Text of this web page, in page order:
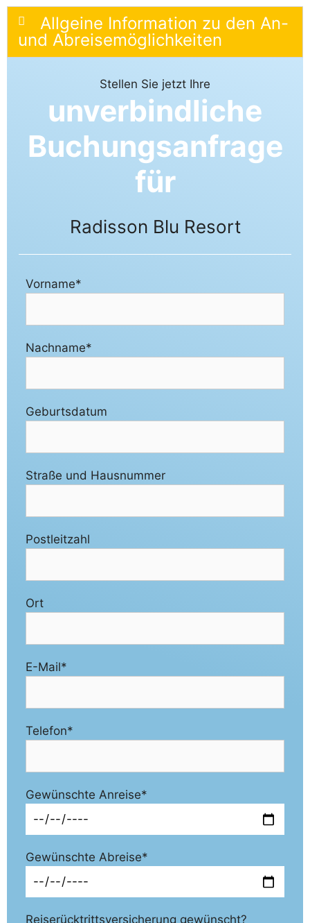
Allgeine Information zu den An-
und Abreisemöglichkeiten
Stellen Sie jetzt Ihre
unverbindliche
Buchungsanfrage
für
Radisson Blu Resort
Vorname*
Nachname*
Geburtsdatum
Straße und Hausnummer
Postleitzahl
Ort
E-Mail*
Telefon*
Gewünschte Anreise*
Gewünschte Abreise*
Reiserücktrittsversicherung gewünscht?